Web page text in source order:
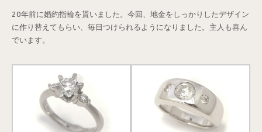
20年前に婚約指輪を貰いました。今回、地金をしっかりしたデザイン
に作り替えてもらい、毎日つけられるようになりました。主人も喜ん
でいます。